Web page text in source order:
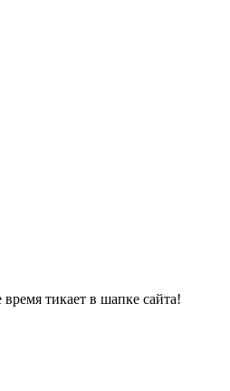
тикает в шапке сайта!